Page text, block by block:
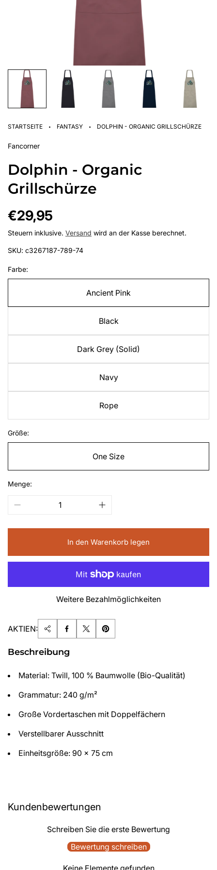
STARTSEITE · FANTASY · DOLPHIN - ORGANIC GRILLSCHÜRZE
Fancorner
Dolphin - Organic
Grillschürze
Regulärer
Preis
€29,95
Steuern inklusive. Versand wird an der Kasse berechnet.
SKU: c3267187-789-74
Farbe:
Ancient Pink
Black
Dark Grey (Solid)
Navy
Rope
Größe:
One Size
Menge:
In den Warenkorb legen
Weitere Bezahlmöglichkeiten
AKTIEN:
Beschreibung
Material: Twill, 100 % Baumwolle (Bio-Qualität)
Grammatur: 240 g/m²
Große Vordertaschen mit Doppelfächern
Verstellbarer Ausschnitt
Einheitsgröße: 90 x 75 cm
Kundenbewertungen
Schreiben Sie die erste Bewertung
Bewertung schreiben
Keine Elemente gefunden